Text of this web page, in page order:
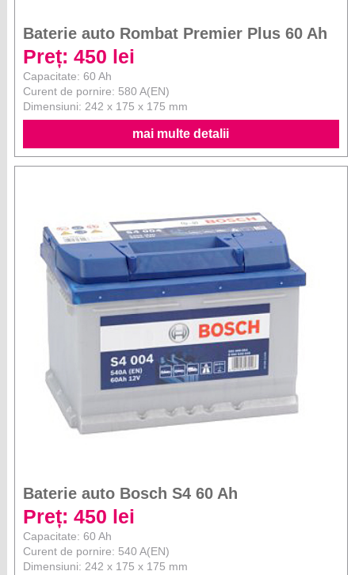
Baterie auto Rombat Premier Plus 60 Ah
Preț: 450 lei
Capacitate: 60 Ah
Curent de pornire: 580 A(EN)
Dimensiuni: 242 x 175 x 175 mm
mai multe detalii
Baterie auto Bosch S4 60 Ah
Preț: 450 lei
Capacitate: 60 Ah
Curent de pornire: 540 A(EN)
Dimensiuni: 242 x 175 x 175 mm